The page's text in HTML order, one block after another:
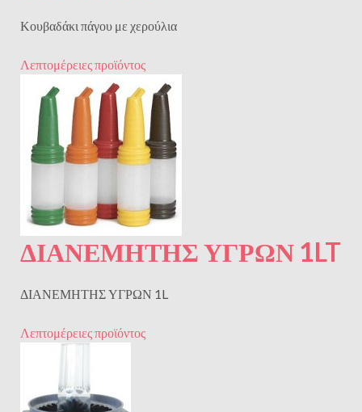
Κουβαδάκι πάγου με χερούλια
Λεπτομέρειες προϊόντος
ΔΙΑΝΕΜΗΤΗΣ ΥΓΡΩΝ 1LT
ΔΙΑΝΕΜΗΤΗΣ ΥΓΡΩΝ 1L
Λεπτομέρειες προϊόντος